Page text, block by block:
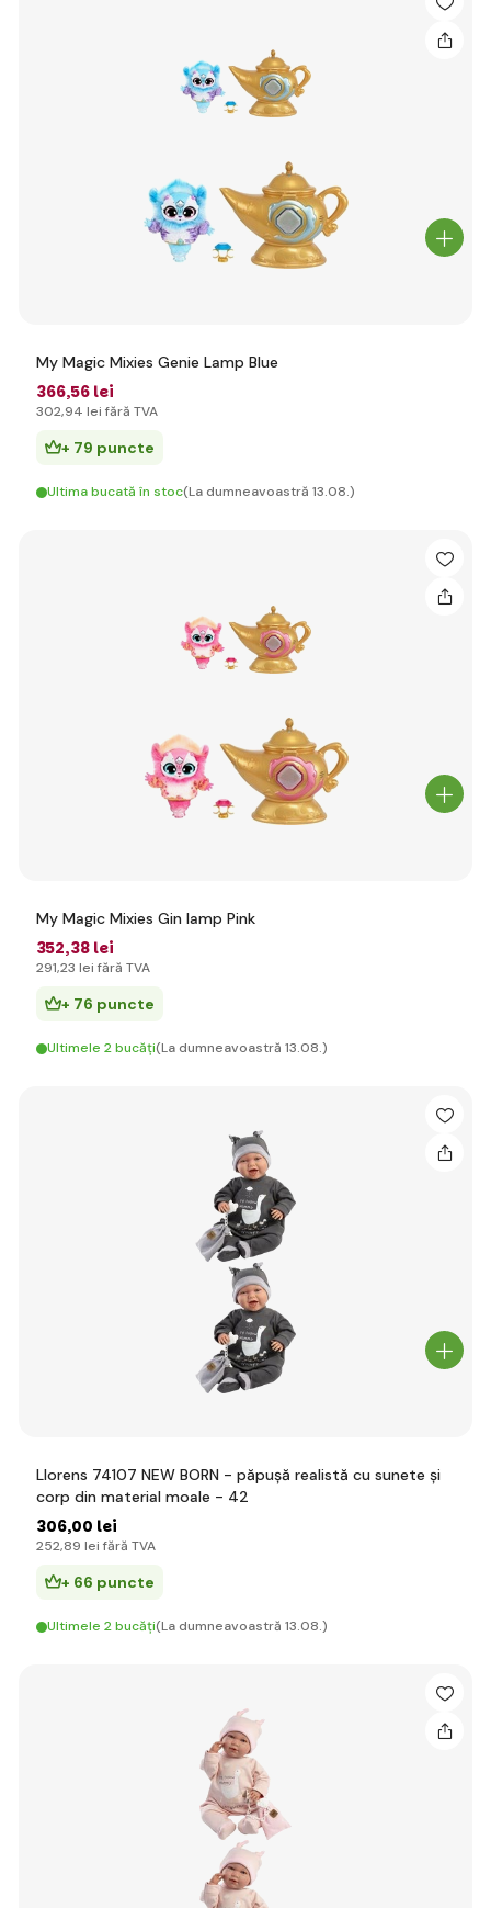
My Magic Mixies Genie Lamp Blue
366,56 lei
302,94 lei fără TVA
+ 79 puncte
Ultima bucată în stoc(La dumneavoastră 13.08.)
My Magic Mixies Gin lamp Pink
352,38 lei
291,23 lei fără TVA
+ 76 puncte
Ultimele 2 bucăți(La dumneavoastră 13.08.)
Llorens 74107 NEW BORN - păpușă realistă cu sunete și
corp din material moale - 42
306,00 lei
252,89 lei fără TVA
+ 66 puncte
Ultimele 2 bucăți(La dumneavoastră 13.08.)